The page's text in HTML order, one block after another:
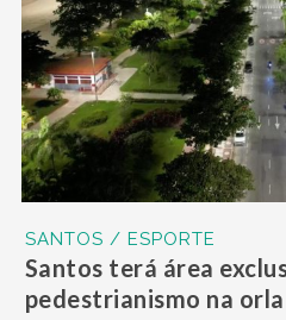
SANTOS / ESPORTE
Santos terá área
pedestrianismo na orla